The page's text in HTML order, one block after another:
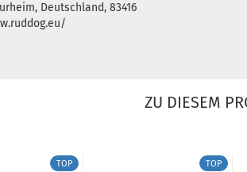
Deutschland, 83416
ZU DIESEM
TOP TOP